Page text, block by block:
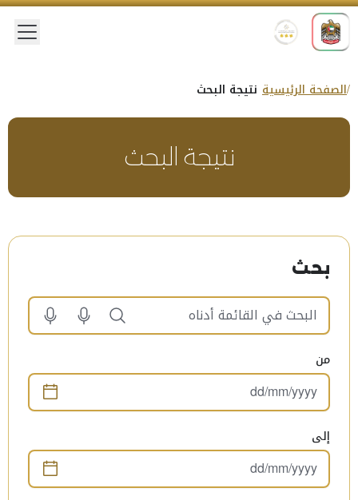
الصفحة الرئيسية نتيجة البحث
نتيجة البحث
بحث
البحث في القائمة أدناه. Results will be updated automatically when you click the search button or press enter.
من
إلى